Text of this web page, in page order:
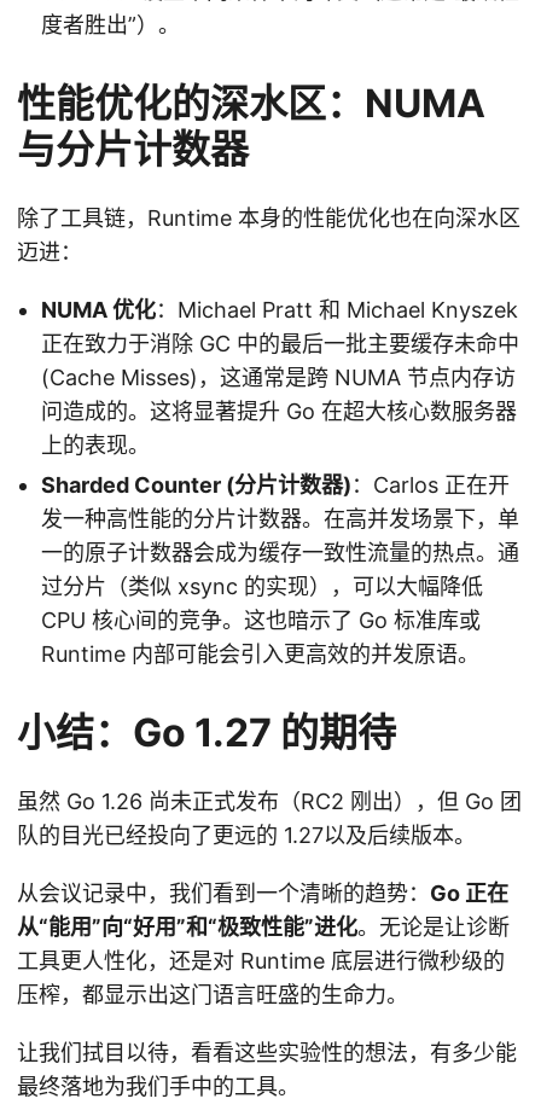
度者胜出”）。
性能优化的深水区：NUMA
与分片计数器
除了工具链，Runtime 本身的性能优化也在向深水区
迈进：
NUMA 优化：Michael Pratt 和 Michael Knyszek
正在致力于消除 GC 中的最后一批主要缓存未命中
(Cache Misses)，这通常是跨 NUMA 节点内存访
问造成的。这将显著提升 Go 在超大核心数服务器
上的表现。
Sharded Counter (分片计数器)：Carlos 正在开
发一种高性能的分片计数器。在高并发场景下，单
一的原子计数器会成为缓存一致性流量的热点。通
过分片（类似 xsync 的实现），可以大幅降低
CPU 核心间的竞争。这也暗示了 Go 标准库或
Runtime 内部可能会引入更高效的并发原语。
小结：Go 1.27 的期待
虽然 Go 1.26 尚未正式发布（RC2 刚出），但 Go 团
队的目光已经投向了更远的 1.27以及后续版本。
从会议记录中，我们看到一个清晰的趋势： Go 正在
从“能用”向“好用”和“极致性能”进化。无论是让诊断
工具更人性化，还是对 Runtime 底层进行微秒级的
压榨，都显示出这门语言旺盛的生命力。
让我们拭目以待，看看这些实验性的想法，有多少能
最终落地为我们手中的工具。